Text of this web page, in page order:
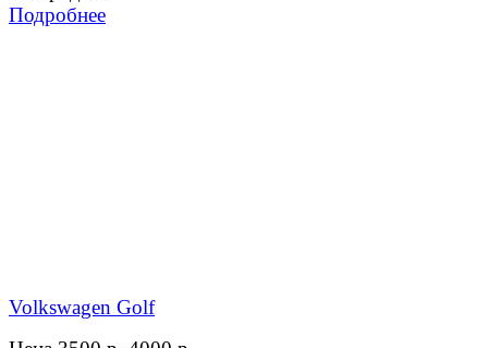
Подробнее
Volkswagen Golf